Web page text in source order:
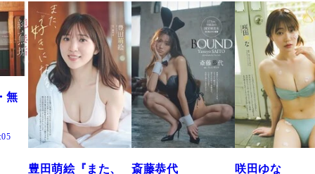
斎藤恭代
咲田ゆな
藤水咲桜『花